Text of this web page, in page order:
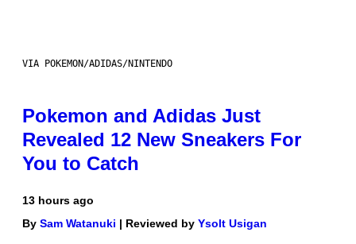
VIA POKEMON/ADIDAS/NINTENDO
Pokemon and Adidas Just
Revealed 12 New Sneakers For
You to Catch
13 hours ago
By Sam Watanuki | Reviewed by Ysolt Usigan